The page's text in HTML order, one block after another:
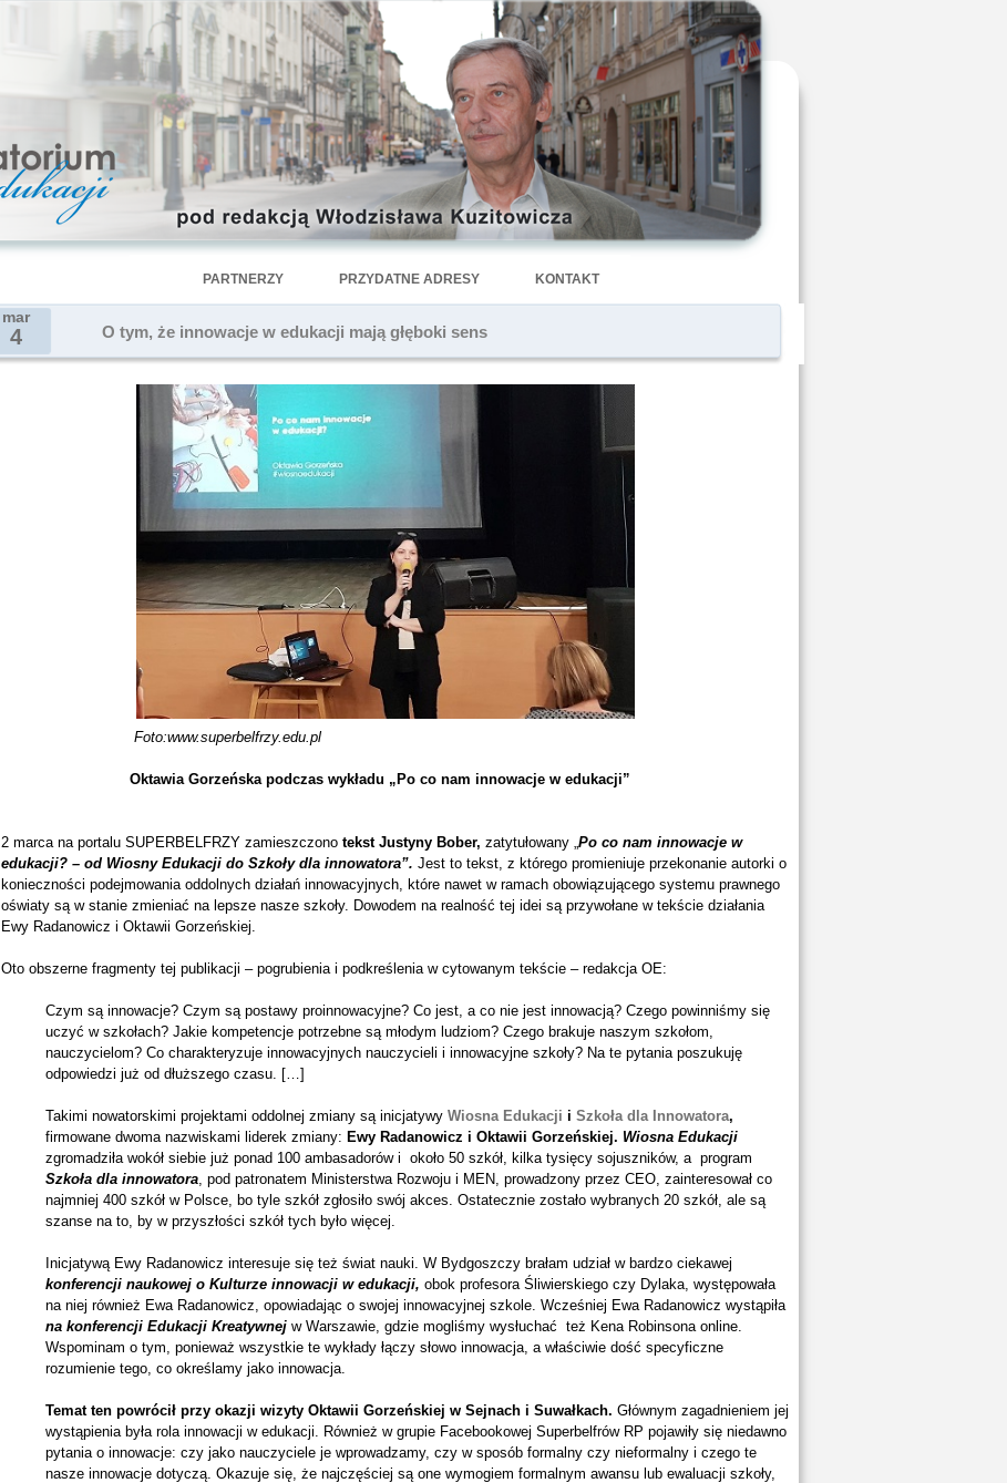
PARTNERZY PRZYDATNE ADRESY KONTAKT
mar
4 O tym, że innowacje w edukacji mają głęboki sens
Foto:www.superbelfrzy.edu.pl
Oktawia Gorzeńska podczas wykładu „Po co nam innowacje w edukacji”
2 marca na portalu SUPERBELFRZY zamieszczono tekst Justyny Bober, zatytułowany „Po co nam innowacje w
edukacji? – od Wiosny Edukacji do Szkoły dla innowatora”. Jest to tekst, z którego promieniuje przekonanie autorki o
konieczności podejmowania oddolnych działań innowacyjnych, które nawet w ramach obowiązującego systemu prawnego
oświaty są w stanie zmieniać na lepsze nasze szkoły. Dowodem na realność tej idei są przywołane w tekście działania
Ewy Radanowicz i Oktawii Gorzeńskiej.
Oto obszerne fragmenty tej publikacji – pogrubienia i podkreślenia w cytowanym tekście – redakcja OE:
Czym są innowacje? Czym są postawy proinnowacyjne? Co jest, a co nie jest innowacją? Czego powinniśmy się
uczyć w szkołach? Jakie kompetencje potrzebne są młodym ludziom? Czego brakuje naszym szkołom,
nauczycielom? Co charakteryzuje innowacyjnych nauczycieli i innowacyjne szkoły? Na te pytania poszukuję
odpowiedzi już od dłuższego czasu. […]
Takimi nowatorskimi projektami oddolnej zmiany są inicjatywyWiosna Edukacji i Szkoła dla Innowatora,
firmowane dwoma nazwiskami liderek zmiany: Ewy Radanowicz i Oktawii Gorzeńskiej. Wiosna Edukacji
zgromadziła wokół siebie już ponad 100 ambasadorów i około 50 szkół, kilka tysięcy sojuszników, a program
Szkoła dla innowatora, pod patronatem Ministerstwa Rozwoju i MEN, prowadzony przez CEO, zainteresował co
najmniej 400 szkół w Polsce, bo tyle szkół zgłosiło swój akces. Ostatecznie zostało wybranych 20 szkół, ale są
szanse na to, by w przyszłości szkół tych było więcej.
Inicjatywą Ewy Radanowicz interesuje się też świat nauki. W Bydgoszczy brałam udział w bardzo ciekawej
konferencji naukowej o Kulturze innowacji w edukacji, obok profesora Śliwierskiego czy Dylaka, występowała
na niej również Ewa Radanowicz, opowiadając o swojej innowacyjnej szkole. Wcześniej Ewa Radanowicz wystąpiła
na konferencji Edukacji Kreatywnejw Warszawie, gdzie mogliśmy wysłuchać też Kena Robinsona online.
Wspominam o tym, ponieważ wszystkie te wykłady łączy słowo innowacja, a właściwie dość specyficzne
rozumienie tego, co określamy jako innowacja.
Temat ten powrócił przy okazji wizyty Oktawii Gorzeńskiej w Sejnach i Suwałkach. Głównym zagadnieniem jej
wystąpienia była rola innowacji w edukacji. Również w grupie Facebookowej Superbelfrów RP pojawiły się niedawno
pytania o innowacje: czy jako nauczyciele je wprowadzamy, czy w sposób formalny czy nieformalny i czego te
nasze innowacje dotyczą. Okazuje się, że najczęściej są one wymogiem formalnym awansu lub ewaluacji szkoły,